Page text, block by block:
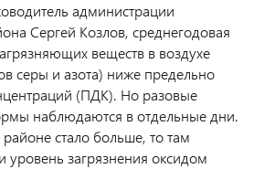
администрации
Сергей Козлов, среднегодовая
веществ в воздухе
серы и азота) ниже предельно
(ПДК). Но разовые
наблюдаются в отдельные дни.
стало больше, то там
уровень загрязнения оксидом